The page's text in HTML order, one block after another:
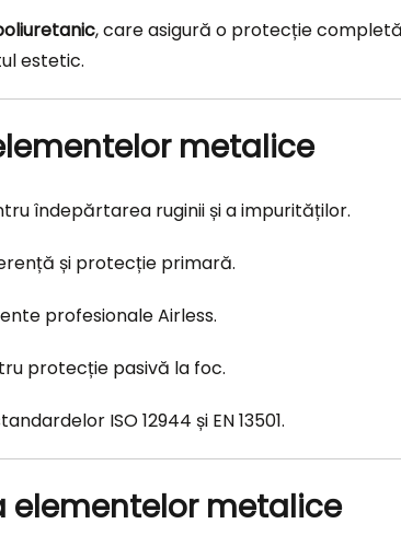
, care asigură o protecție
estetic.
metalice
îndepărtarea ruginii și a impurităților.
și protecție primară.
profesionale Airless.
protecție pasivă la foc.
ISO 12944 și EN 13501.
elementelor metalice